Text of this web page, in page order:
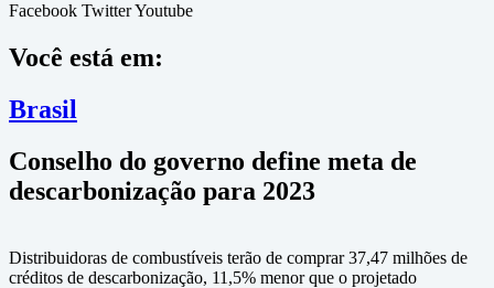
Facebook TwitterYoutube
Você está em:
Brasil
Conselho do governo define meta de
descarbonização para 2023
Distribuidoras de combustíveis terão de comprar 37,47 milhões de
créditos de descarbonização, 11,5% menor que o projetado